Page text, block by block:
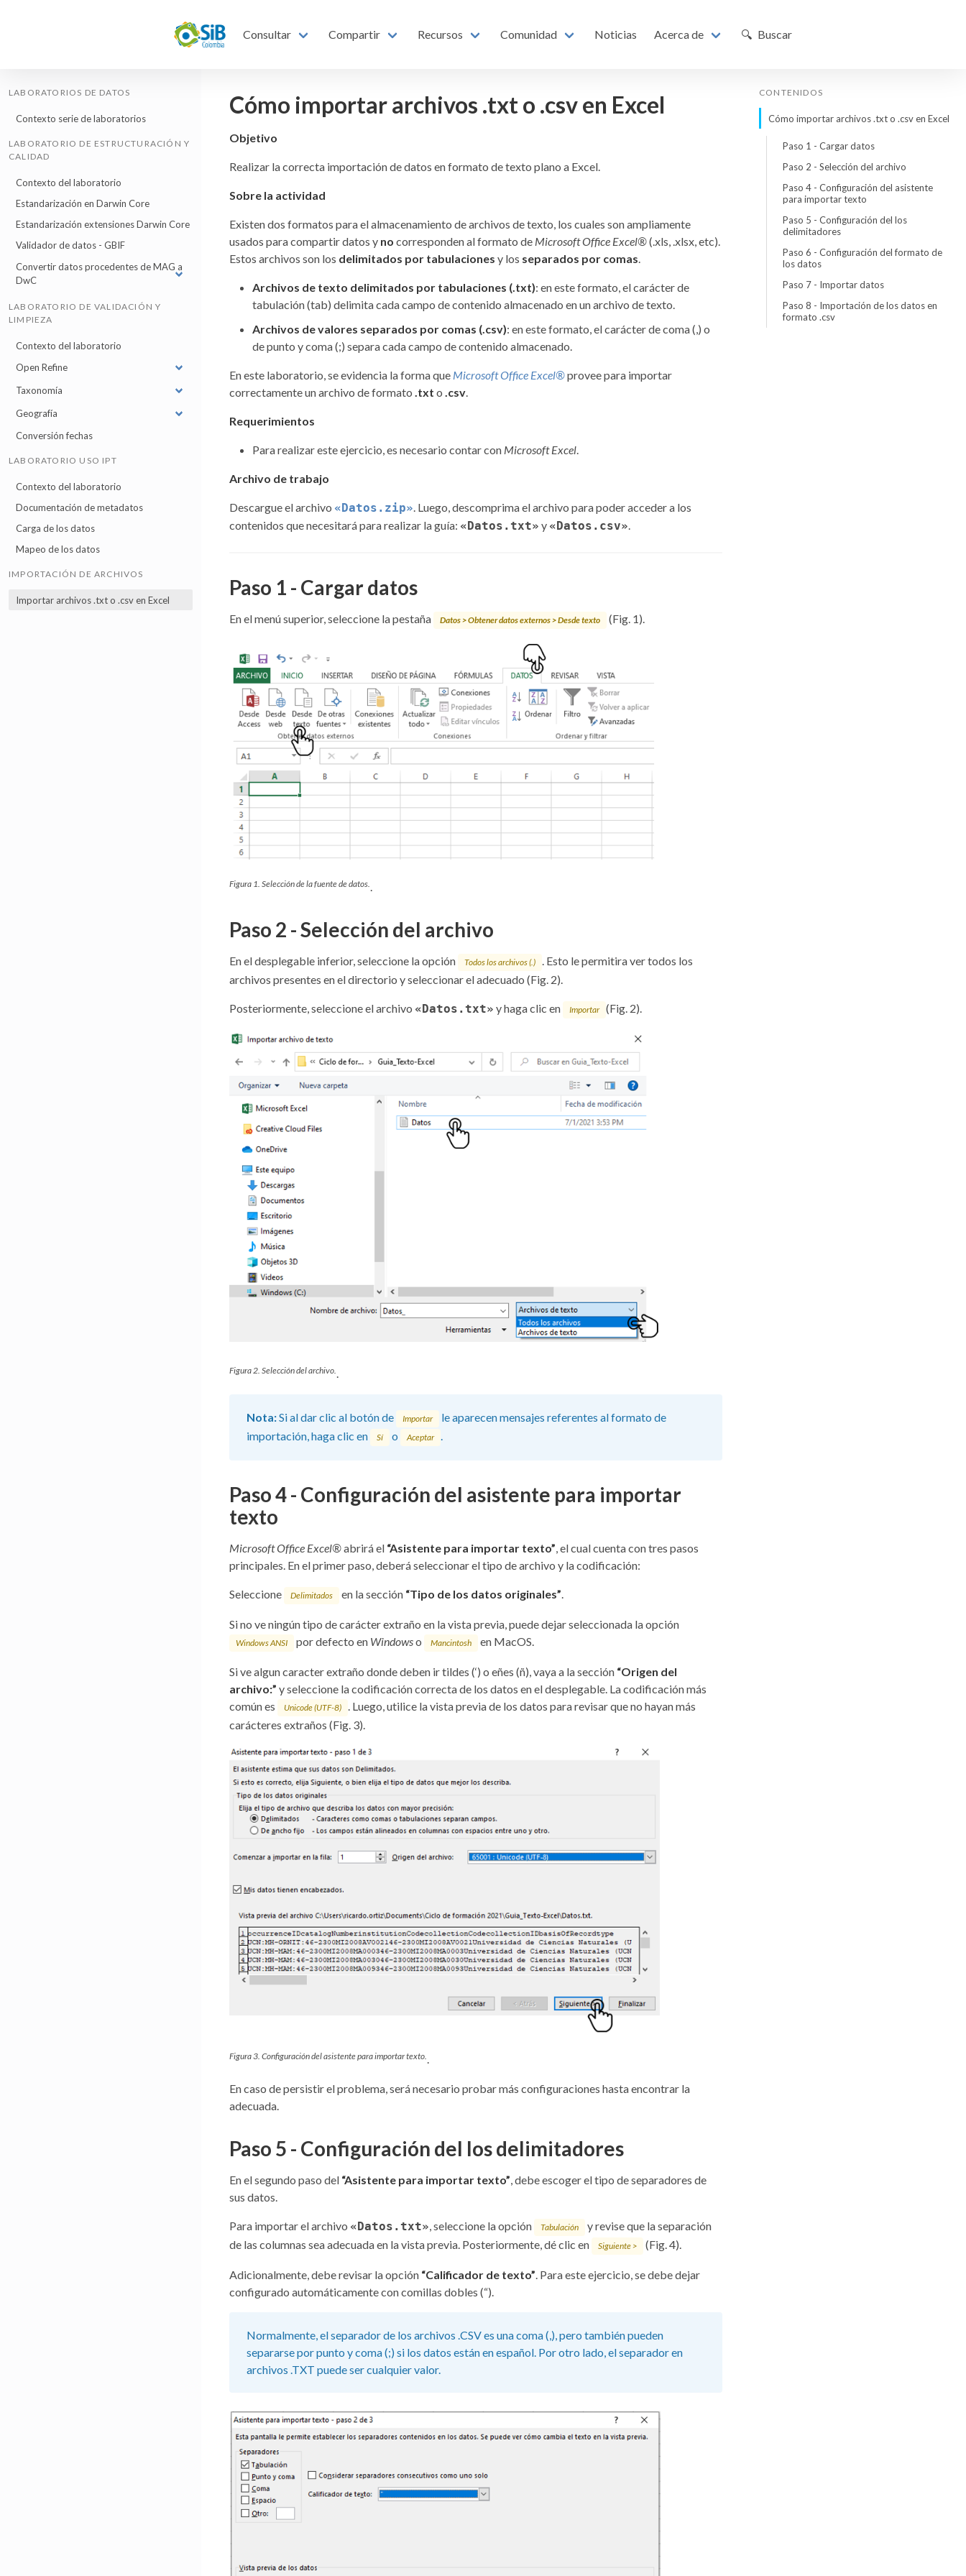
Consultar Compartir Recursos Comunidad Noticias Acerca de 🔍 Buscar
LABORATORIOS DE DATOS
Contexto serie de laboratorios
LABORATORIO DE ESTRUCTURACIÓN Y
CALIDAD
Contexto del laboratorio
Estandarización en Darwin Core
Estandarización extensiones Darwin Core
Validador de datos - GBIF
Convertir datos procedentes de MAG a
DwC
LABORATORIO DE VALIDACIÓN Y
LIMPIEZA
Contexto del laboratorio
Open Refine
Taxonomía
Geografía
Conversión fechas
LABORATORIO USO IPT
Contexto del laboratorio
Documentación de metadatos
Carga de los datos
Mapeo de los datos
IMPORTACIÓN DE ARCHIVOS
Importar archivos .txt o .csv en Excel
CONTENIDOS
Cómo importar archivos .txt o .csv en Excel
Paso 1 - Cargar datos
Paso 2 - Selección del archivo
Paso 4 - Configuración del asistente
para importar texto
Paso 5 - Configuración del los
delimitadores
Paso 6 - Configuración del formato de
los datos
Paso 7 - Importar datos
Paso 8 - Importación de los datos en
formato .csv
Cómo importar archivos .txt o .csv en Excel
Objetivo
Realizar la correcta importación de datos en formato de texto plano a Excel.
Sobre la actividad
Existen dos formatos para el almacenamiento de archivos de texto, los cuales son ampliamente
usados para compartir datos y no corresponden al formato de Microsoft Office Excel®(.xls, .xlsx, etc).
Estos archivos son los delimitados por tabulaciones y los separados por comas.
Archivos de texto delimitados por tabulaciones (.txt): en este formato, el carácter de
tabulación (tab) delimita cada campo de contenido almacenado en un archivo de texto.
Archivos de valores separados por comas (.csv): en este formato, el carácter de coma (,) o
de punto y coma (;) separa cada campo de contenido almacenado.
En este laboratorio, se evidencia la forma que Microsoft Office Excel®provee para importar
correctamente un archivo de formato .txt o .csv
Requerimientos
Para realizar este ejercicio, es necesario contar con Microsoft Excel
Archivo de trabajo
Descargue el archivo «Datos.zip» . Luego, descomprima el archivo para poder acceder a los
contenidos que necesitará para realizar la guía: «Datos.txt» y «Datos.csv»
Paso 1 - Cargar datos
En el menú superior, seleccione la pestaña Datos > Obtener datos externos > Desde texto (Fig. 1).
Figura 1. Selección de la fuente de datos..
Paso 2 - Selección del archivo
En el desplegable inferior, seleccione la opción Todos los archivos (.)
. Esto le permitira ver todos los
archivos presentes en el directorio y seleccionar el adecuado (Fig. 2).
Posteriormente, seleccione el archivo «Datos.txt» y haga clic en Importar (Fig. 2).
Figura 2. Selección del archivo..
Nota:Si al dar clic al botón de Importar
le aparecen mensajes referentes al formato de
importación, haga clic en
Sí o Aceptar
Paso 4 - Configuración del asistente para importar
texto
Microsoft Office Excel®abrirá el “Asistente para importar texto” , el cual cuenta con tres pasos
principales. En el primer paso, deberá seleccionar el tipo de archivo y la codificación:
Seleccione Delimitados en la sección “Tipo de los datos originales”
Si no ve ningún tipo de carácter extraño en la vista previa, puede dejar seleccionada la opción
Windows ANSI por defecto en Windowso Mancintosh en MacOS.
Si ve algun caracter extraño donde deben ir tildes (‘) o eñes (ñ), vaya a la sección “Origen del
archivo:” y seleccione la codificación correcta de los datos en el desplegable. La codificación más
común es
Unicode (UTF-8)
. Luego, utilice la vista previa de los datos para revisar que no hayan más
carácteres extraños (Fig. 3).
Figura 3. Configuración del asistente para importar texto..
En caso de persistir el problema, será necesario probar más configuraciones hasta encontrar la
adecuada.
Paso 5 - Configuración del los delimitadores
En el segundo paso del “Asistente para importar texto” , debe escoger el tipo de separadores de
sus datos.
Para importar el archivo «Datos.txt» , seleccione la opción Tabulación
y revise que la separación
de las columnas sea adecuada en la vista previa. Posteriormente, dé clic en
Siguiente > (Fig. 4).
Adicionalmente, debe revisar la opción “Calificador de texto” . Para este ejercicio, se debe dejar
configurado automáticamente con comillas dobles (“).
Normalmente, el separador de los archivos .CSV es una coma (,), pero también pueden
separarse por punto y coma (;) si los datos están en español. Por otro lado, el separador en
archivos .TXT puede ser cualquier valor.